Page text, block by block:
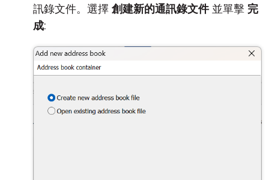
訊錄文件。選擇 創建新的通訊錄文件並單擊 完
成: